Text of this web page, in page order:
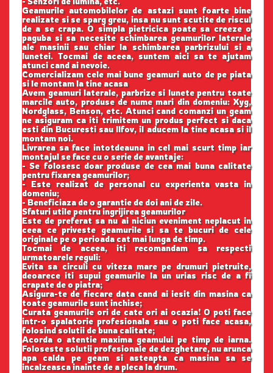
Geamurile automobilelor de astazi sunt foarte bine
realizate si se sparg greu, insa nu sunt scutite de riscul
de a se crapa. O simpla pietricica poate sa creeze o
paguba si sa necesite schimbarea geamurilor laterale
ale masinii sau chiar la schimbarea parbrizului si a
lunetei. Tocmai de aceea, suntem aici sa te ajutam
atunci cand ai nevoie.
Comercializam cele mai bune geamuri auto de pe piata
si le montam la tine acasa
Avem geamuri laterale, parbrize si lunete pentru toate
marcile auto, produse de nume mari din domeniu: Xyg,
Nordglass, Benson, etc. Atunci cand comanzi un geam
ne asiguram ca iti trimitem un produs perfect si daca
esti din Bucuresti sau Ilfov, il aducem la tine acasa si il
montam noi.
Livrarea sa face intotdeauna in cel mai scurt timp iar
montajul se face cu o serie de avantaje:
- Se folosesc doar produse de cea mai buna calitate
pentru fixarea geamurilor;
- Este realizat de personal cu experienta vasta in
domeniu;
- Beneficiaza de o garantie de doi ani de zile.
Sfaturi utile pentru ingrijirea geamurilor
Este de preferat sa nu ai niciun eveniment neplacut in
ceea ce priveste geamurile si sa te bucuri de cele
originale pe o perioada cat mai lunga de timp.
Tocmai de aceea, iti recomandam sa respecti
urmatoarele reguli:
Evita sa circuli cu viteza mare pe drumuri pietruite,
deoarece iti supui geamurile la un urias risc de a fi
crapate de o piatra;
Asigura-te de fiecare data cand ai iesit din masina ca
toate geamurile sunt inchise;
Curata geamurile ori de cate ori ai ocazia! O poti face
intr-o spalatorie profesionala sau o poti face acasa,
folosind solutii de buna calitate;
Acorda o atentie maxima geamului pe timp de iarna.
Foloseste solutii profesionale de dezghetare, nu arunca
apa calda pe geam si asteapta ca masina sa se
incalzeasca inainte de a pleca la drum.